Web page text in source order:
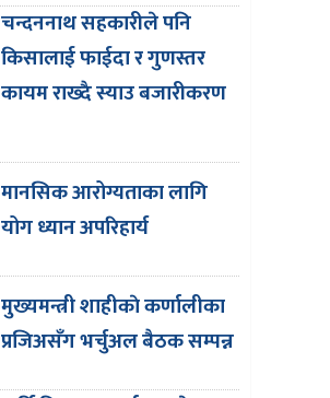
चन्दननाथ सहकारीले पनि
किसालाई फाईदा र गुणस्तर
कायम राख्दै स्याउ बजारीकरण
मानसिक आरोग्यताका लागि
योग ध्यान अपरिहार्य
मुख्यमन्त्री शाहीकाे कर्णालीका
प्रजिअसँग भर्चुअल बैठक सम्पन्न